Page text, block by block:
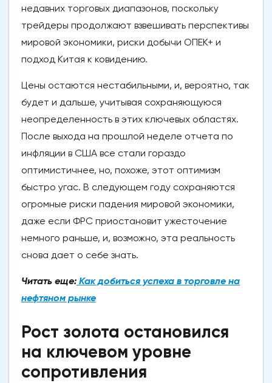
недавних торговых диапазонов, поскольку
трейдеры продолжают взвешивать перспективы
мировой экономики, риски добычи ОПЕК+ и
подход Китая к ковидению.
Цены остаются нестабильными, и, вероятно, так
будет и дальше, учитывая сохраняющуюся
неопределенность в этих ключевых областях.
После выхода на прошлой неделе отчета по
инфляции в США все стали гораздо
оптимистичнее, но, похоже, этот оптимизм
быстро угас. В следующем году сохраняются
огромные риски падения мировой экономики,
даже если ФРС приостановит ужесточение
немного раньше, и, возможно, эта реальность
снова дает о себе знать.
Читать еще: Как добиться успеха в торговле на
нефтяном рынке
Рост золота остановился
на ключевом уровне
сопротивления